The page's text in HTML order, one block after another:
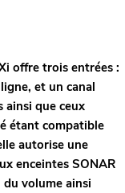
offre trois entrées :
et un canal
que ceux
étant compatible
autorise une
enceintes SONAR
volume ainsi